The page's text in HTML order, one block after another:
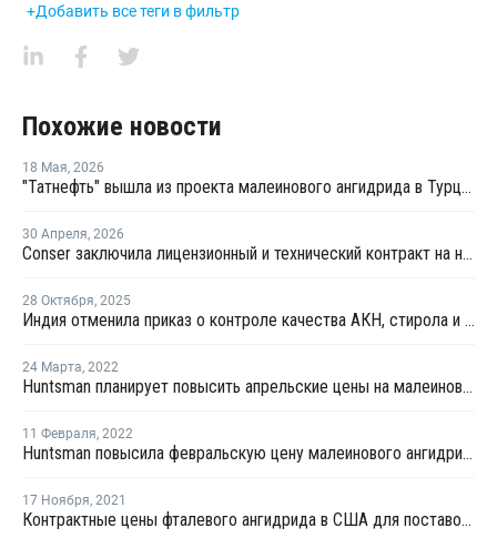
+Добавить все теги в фильтр
Похожие новости
18 Мая, 2026
"Татнефть" вышла из проекта малеинового ангидрида в Турции
30 Апреля, 2026
Conser заключила лицензионный и технический контракт на новый завод по производству тримеллитового ангидрида в Китае
28 Октября, 2025
Индия отменила приказ о контроле качества АКН, стирола и малеинового ангидрида
24 Марта, 2022
Huntsman планирует повысить апрельские цены на малеиновый ангидрид для Северной и Южной Америки
11 Февраля, 2022
Huntsman повысила февральскую цену малеинового ангидрида для Северной и Южной Америки
17 Ноября, 2021
Контрактные цены фталевого ангидрида в США для поставок в декабре выросли на USD99 за тонну